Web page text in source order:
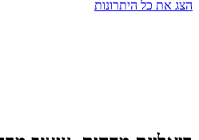
כל היתרונות